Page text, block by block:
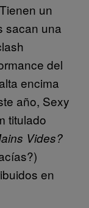
un
sacan una
del
encima
año, Sexy
titulado
Vides?
en